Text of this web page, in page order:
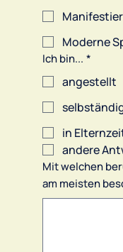
Moderne
Ich bin... *
angestellt
in
andere
Mit welchen
am meisten